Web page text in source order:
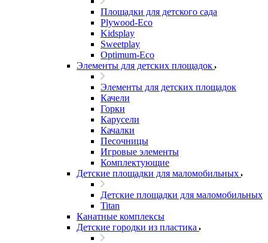
Площадки для детского сада
Plywood-Eco
Kidsplay
Sweetplay
Оptimum-Еco
Элементы для детских площадок
Элементы для детских площадок
Качели
Горки
Карусели
Качалки
Песочницы
Игровые элементы
Комплектующие
Детские площадки для маломобильных
Детские площадки для маломобильных
Titan
Канатные комплексы
Детские городки из пластика